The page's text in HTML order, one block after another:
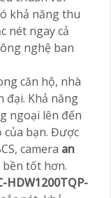
khả năng thu
nét ngay cả
nghệ ban
căn hộ, nhà
đại. Khả năng
ngoại lên đến
của bạn. Được
camera an
tốt hơn.
HDW1200TQP-